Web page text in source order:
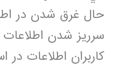
حال غرق شدن در
سرريز شدن
كاربران اطلاعات در